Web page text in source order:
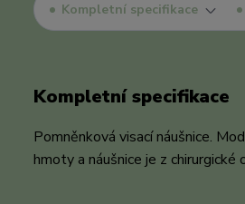
Kompletní specifikace
Kompletní specifikace
Pomněnková visací náušnice.
hmoty a náušnice je z